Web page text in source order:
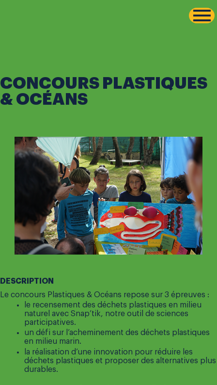
CONCOURS PLASTIQUES
& OCÉANS
DESCRIPTION
Le concours Plastiques & Océans repose sur 3 épreuves :
le recensement des déchets plastiques en milieu
naturel avec Snap’tik, notre outil de sciences
participatives.
un défi sur l’acheminement des déchets plastiques
en milieu marin.
la réalisation d’une innovation pour réduire les
déchets plastiques et proposer des alternatives plus
durables.